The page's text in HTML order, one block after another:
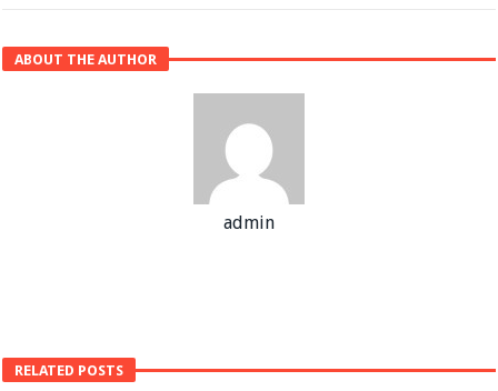
ABOUT THE AUTHOR
admin
RELATED POSTS